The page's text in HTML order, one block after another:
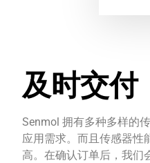
及时交付
Senmol 拥有多种多样的
应用需求。而且传感器性
高。在确认订单后，我们